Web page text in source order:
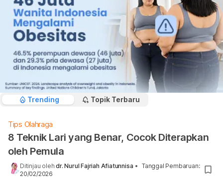
Trending Topik Terbaru
Tips Olahraga
8 Teknik Lari yang Benar, Cocok Diterapkan
oleh Pemula
Ditinjau olehdr. Nurul Fajriah Afiatunnisa • Tanggal Pembaruan:
20/02/2026